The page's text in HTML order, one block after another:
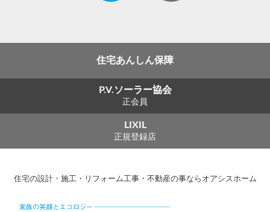
住宅あんしん保障
P.V.ソーラー協会
正会員
LIXIL
正規登録店
住宅の設計・施工・リフォーム工事・不動産の事ならオアシスホーム